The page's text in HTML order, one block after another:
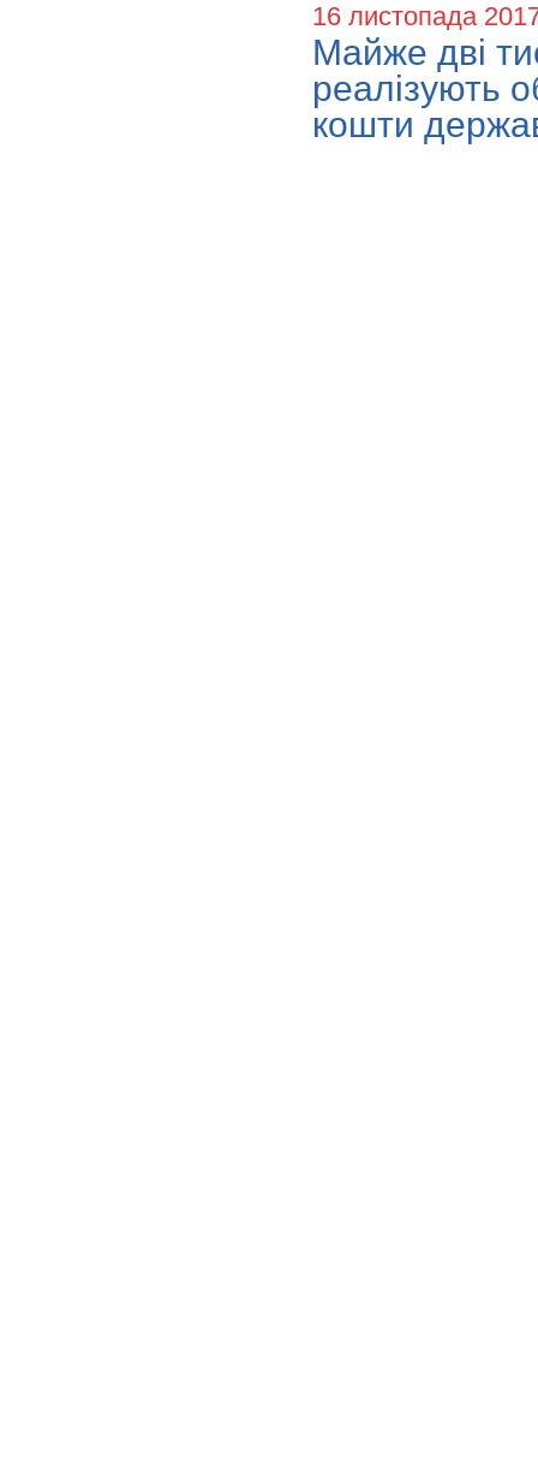
16 листопада
Майже дві
реалізують
кошти